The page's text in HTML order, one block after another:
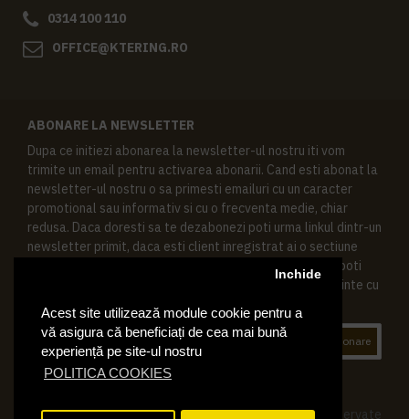
Acest site utilizează module cookie pentru a
vă asigura că beneficiați de cea mai bună
experiență pe site-ul nostru
POLITICA COOKIES
Inchide
0314 100 110
OFFICE@KTERING.RO
ABONARE LA NEWSLETTER
Dupa ce initiezi abonarea la newsletter-ul nostru iti vom
trimite un email pentru activarea abonarii. Cand esti abonat la
newsletter-ul nostru o sa primesti emailuri cu un caracter
promotional sau informativ si cu o frecventa medie, chiar
redusa. Daca doresti sa te dezabonezi poti urma linkul dintr-un
newsletter primit, daca esti client inregistrat ai o sectiune
speciala in contul tau in acest scop, si de asemenea ne poti
contacta oricand pe email pentru orice intrebari sau cerinte cu
Abonare
© 2019 Ktering.ro , Toate drepturile rezervate